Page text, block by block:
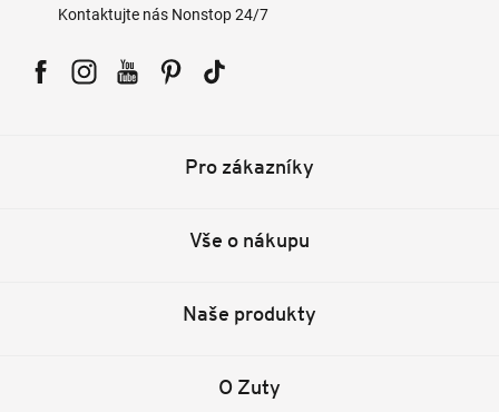
Kontaktujte nás Nonstop 24/7
Pro zákazníky
Vše o nákupu
Naše produkty
O Zuty